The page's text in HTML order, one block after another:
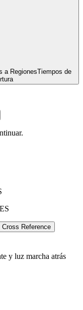
a RegionesTiempos de
Cross Reference
y luz marcha atrás